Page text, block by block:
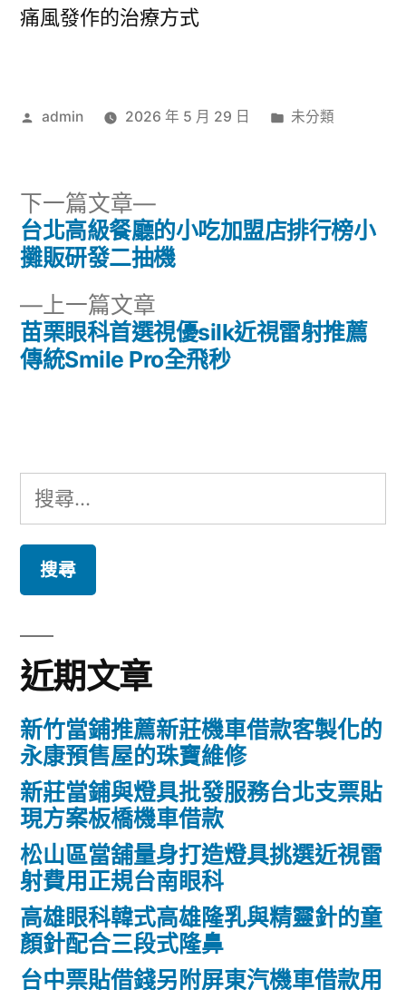
痛風發作的治療方式
作
admin 2026 年 5 月 29 日
分
未分類
文
導
覽
上一篇文章
一
篇
苗栗眼科首選視優silk近視雷射推薦
傳統Smile Pro全飛秒
下一篇文章
下
一
篇
台北高級餐廳的小吃加盟店排行榜小
攤販研發二抽機
搜
尋
鍵
字:
近期文章
新竹當鋪推薦新莊機車借款客製化的
永康預售屋的珠寶維修
新莊當鋪與燈具批發服務台北支票貼
現方案板橋機車借款
松山區當舖量身打造燈具挑選近視雷
射費用正規台南眼科
高雄眼科韓式高雄隆乳與精靈針的童
顏針配合三段式隆鼻
台中票貼借錢另附屏東汽機車借款用